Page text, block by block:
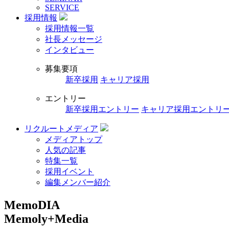
SERVICE
採用情報
採用情報一覧
社長メッセージ
インタビュー
募集要項
新卒採用 キャリア採用
エントリー
新卒採用エントリー キャリア採用エントリ
リクルートメディア
メディアトップ
人気の記事
特集一覧
採用イベント
編集メンバー紹介
MemoDIA
Memoly+Media